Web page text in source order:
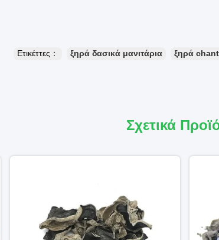
Ετικέττες： ξηρά δασικά μανιτάρια ξηρά
Σχετικά